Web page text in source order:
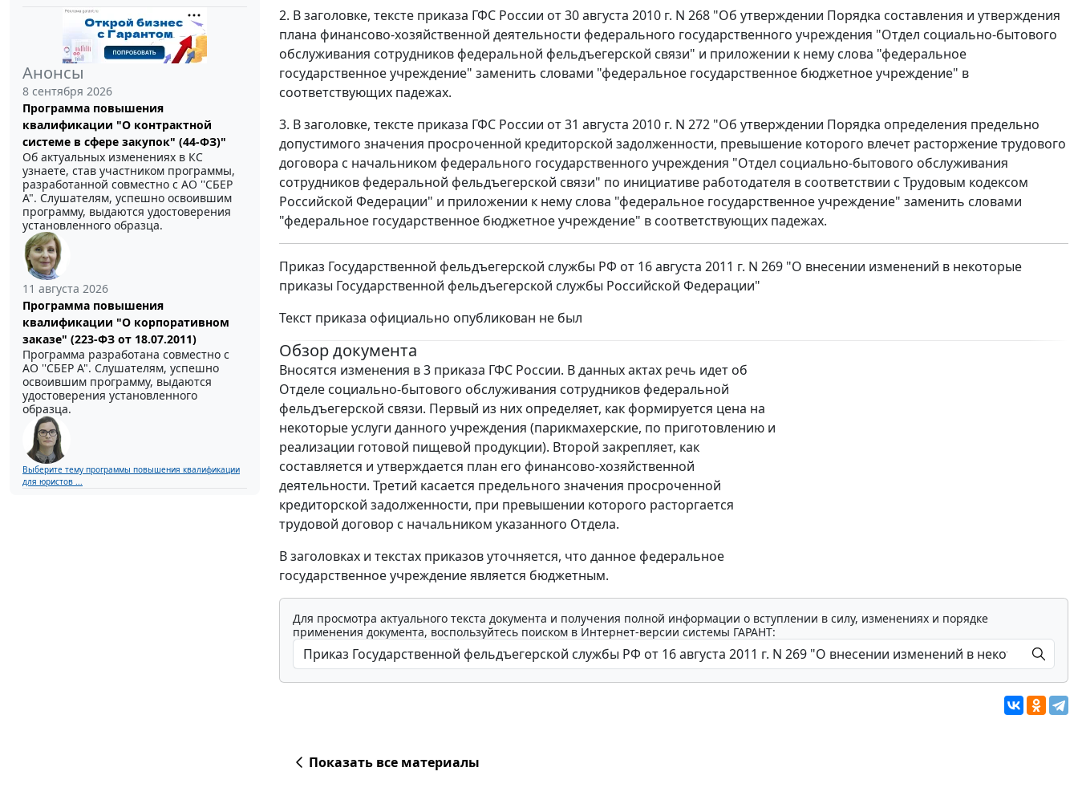
Анонсы
8 сентября 2026
Программа повышения
квалификации "О контрактной
системе в сфере закупок" (44-ФЗ)"
Об актуальных изменениях в КС
узнаете, став участником программы,
разработанной совместно с АО ''СБЕР
А". Слушателям, успешно освоившим
программу, выдаются удостоверения
установленного образца.
11 августа 2026
Программа повышения
квалификации "О корпоративном
заказе" (223-ФЗ от 18.07.2011)
Программа разработана совместно с
АО ''СБЕР А". Слушателям, успешно
освоившим программу, выдаются
удостоверения установленного
образца.
Выберите тему программы повышения квалификации
для юристов ...
2. В заголовке, тексте приказа ГФС России от 30 августа 2010 г. N 268 "Об утверждении Порядка составления и утверждения
плана финансово-хозяйственной деятельности федерального государственного учреждения "Отдел социально-бытового
обслуживания сотрудников федеральной фельдъегерской связи" и приложении к нему слова "федеральное
государственное учреждение" заменить словами "федеральное государственное бюджетное учреждение" в
соответствующих падежах.
3. В заголовке, тексте приказа ГФС России от 31 августа 2010 г. N 272 "Об утверждении Порядка определения предельно
допустимого значения просроченной кредиторской задолженности, превышение которого влечет расторжение трудового
договора с начальником федерального государственного учреждения "Отдел социально-бытового обслуживания
сотрудников федеральной фельдъегерской связи" по инициативе работодателя в соответствии с Трудовым кодексом
Российской Федерации" и приложении к нему слова "федеральное государственное учреждение" заменить словами
"федеральное государственное бюджетное учреждение" в соответствующих падежах.
Приказ Государственной фельдъегерской службы РФ от 16 августа 2011 г. N 269 "О внесении изменений в некоторые
приказы Государственной фельдъегерской службы Российской Федерации"
Текст приказа официально опубликован не был
Обзор документа
Вносятся изменения в 3 приказа ГФС России. В данных актах речь идет об
Отделе социально-бытового обслуживания сотрудников федеральной
фельдъегерской связи. Первый из них определяет, как формируется цена на
некоторые услуги данного учреждения (парикмахерские, по приготовлению и
реализации готовой пищевой продукции). Второй закрепляет, как
составляется и утверждается план его финансово-хозяйственной
деятельности. Третий касается предельного значения просроченной
кредиторской задолженности, при превышении которого расторгается
трудовой договор с начальником указанного Отдела.
В заголовках и текстах приказов уточняется, что данное федеральное
государственное учреждение является бюджетным.
Для просмотра актуального текста документа и получения полной информации о вступлении в силу, изменениях и порядке
применения документа, воспользуйтесь поиском в Интернет-версии системы ГАРАНТ:
Показать все материалы